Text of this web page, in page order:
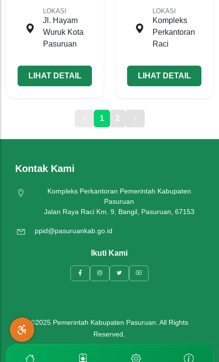
LOKASI
Jl. Hayam
Wuruk Kota
Pasuruan
LIHAT DETAIL
LOKASI
Kompleks
Perkantoran
Raci
LIHAT DETAIL
1 2
Kontak Kami
Kompleks Perkantoran Pemerintah Kabupaten
Pasuruan
Jalan Raya Raci Km. 9, Bangil, Pasuruan, 67153
ppid@pasuruankab.go.id
Ikuti Kami
©2025 Pemerintah Kabupaten Pasuruan. All Rights
Reserved.